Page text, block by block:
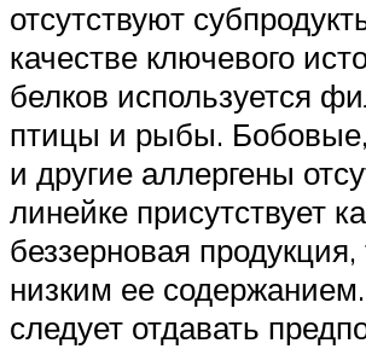
отсутствуют
качестве ключевого
белков используется
птицы и рыбы.
и другие аллергены
линейке присутствует
беззерновая продукция,
низким ее
следует отдавать